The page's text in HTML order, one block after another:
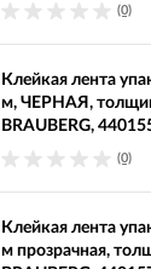
(0)
Клейкая лента
м, ЧЕРНАЯ,
BRAUBERG,
(0)
Клейкая лента
м прозрачная,